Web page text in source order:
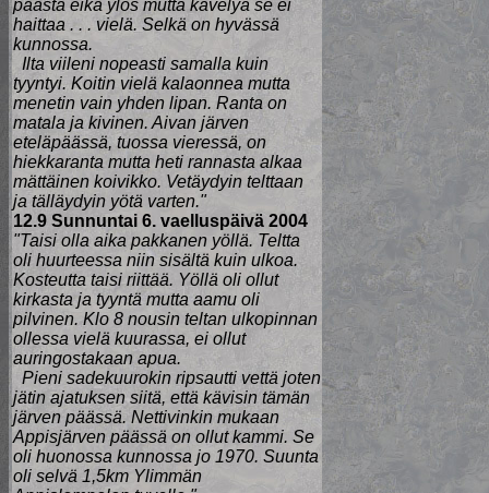
päästä eikä ylös mutta kävelyä se ei
haittaa . . . vielä. Selkä on hyvässä
kunnossa.
Ilta viileni nopeasti samalla kuin
tyyntyi. Koitin vielä kalaonnea mutta
menetin vain yhden lipan. Ranta on
matala ja kivinen. Aivan järven
eteläpäässä, tuossa vieressä, on
hiekkaranta mutta heti rannasta alkaa
mättäinen koivikko. Vetäydyin telttaan
ja tälläydyin yötä varten."
12.9 Sunnuntai 6. vaelluspäivä 2004
"Taisi olla aika pakkanen yöllä. Teltta
oli huurteessa niin sisältä kuin ulkoa.
Kosteutta taisi riittää. Yöllä oli ollut
kirkasta ja tyyntä mutta aamu oli
pilvinen. Klo 8 nousin teltan ulkopinnan
ollessa vielä kuurassa, ei ollut
auringostakaan apua.
Pieni sadekuurokin ripsautti vettä joten
jätin ajatuksen siitä, että kävisin tämän
järven päässä. Nettivinkin mukaan
Appisjärven päässä on ollut kammi. Se
oli huonossa kunnossa jo 1970. Suunta
oli selvä 1,5km Ylimmän